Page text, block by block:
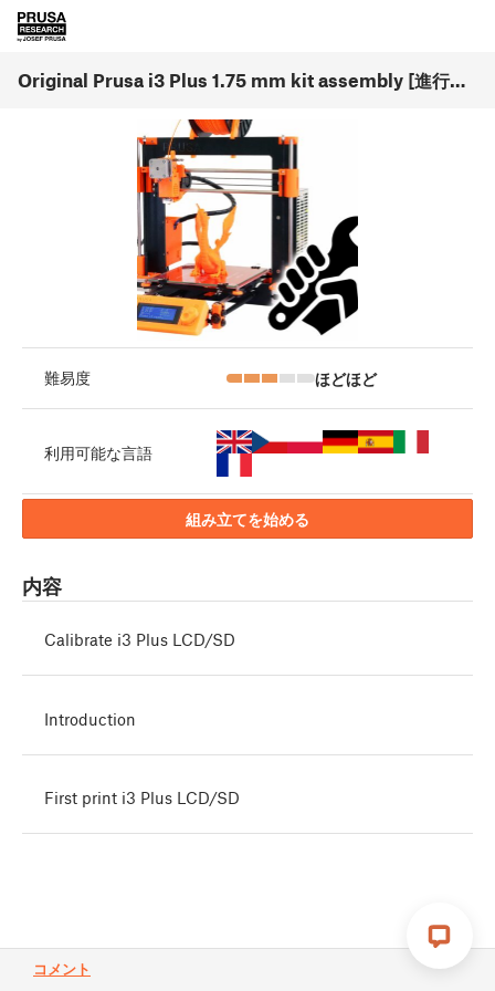
Original Prusa i3 Plus 1.75 mm kit assembly [進行中の翻訳]
コメント
難易度 ほどほど
利用可能な言語
組み立てを始める
内容
Calibrate i3 Plus LCD/SD
Introduction
First print i3 Plus LCD/SD